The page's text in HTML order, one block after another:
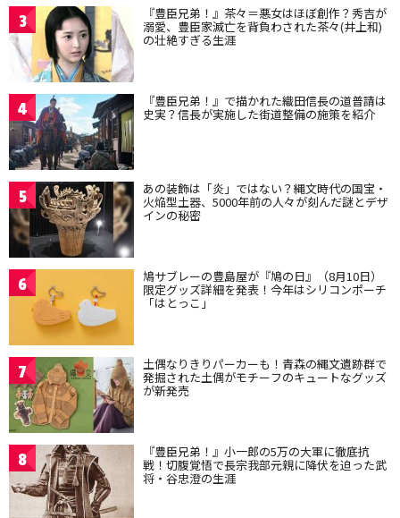
3 『豊臣兄弟！』茶々＝悪女はほぼ創作？秀吉が
溺愛、豊臣家滅亡を背負わされた茶々(井上和)
の壮絶すぎる生涯
4 『豊臣兄弟！』で描かれた織田信長の道普請は
史実？信長が実施した街道整備の施策を紹介
5 あの装飾は「炎」ではない？縄文時代の国宝・
火焔型土器、5000年前の人々が刻んだ謎とデザ
インの秘密
6 鳩サブレーの豊島屋が『鳩の日』（8月10日）
限定グッズ詳細を発表！今年はシリコンポーチ
「はとっこ」
7 土偶なりきりパーカーも！青森の縄文遺跡群で
発掘された土偶がモチーフのキュートなグッズ
が新発売
8 『豊臣兄弟！』小一郎の5万の大軍に徹底抗
戦！切腹覚悟で長宗我部元親に降伏を迫った武
将・谷忠澄の生涯